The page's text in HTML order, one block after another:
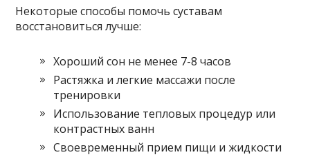
Некоторые способы помочь суставам
восстановиться лучше:
Хороший сон не менее 7-8 часов
Растяжка и легкие массажи после
тренировки
Использование тепловых процедур или
контрастных ванн
Своевременный прием пищи и жидкости